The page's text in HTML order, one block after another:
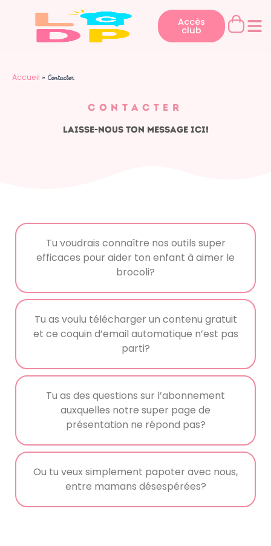
Accès
club
Accueil » Contacter
Contacter
Laisse-nous ton message ici!
Tu voudrais connaître nos outils super
efficaces pour aider ton enfant à aimer le
brocoli?
Tu as voulu télécharger un contenu gratuit
et ce coquin d’email automatique n’est pas
parti?
Tu as des questions sur l’abonnement
auxquelles notre super page de
présentation ne répond pas?
Ou tu veux simplement papoter avec nous,
entre mamans désespérées?